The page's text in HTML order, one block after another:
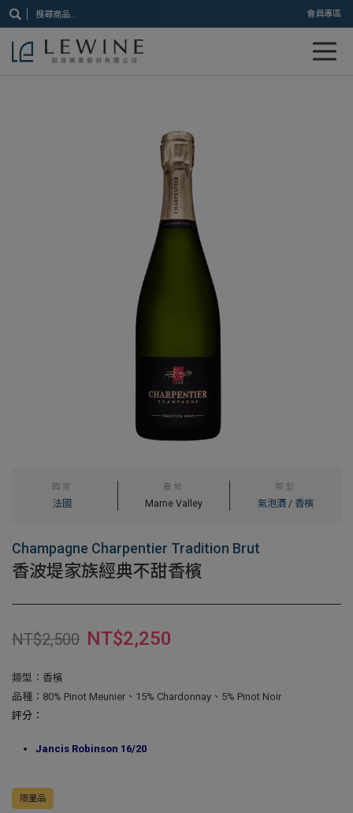
會員專區
國家
法國
產地
Marne Valley
類型
氣泡酒/ 香檳
Champagne Charpentier Tradition Brut
香波堤家族經典不甜香檳
NT$2,500 NT$2,250
類型：香檳
品種：80% Pinot Meunier、15% Chardonnay、5% Pinot Noir
評分：
Jancis Robinson 16/20
限量品